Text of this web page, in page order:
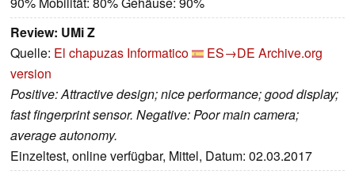
Review: UMi Z
Quelle: El chapuzas Informatico ES→DE Archive.org
version
Positive: Attractive design; nice performance; good display;
fast fingerprint sensor. Negative: Poor main camera;
average autonomy.
Einzeltest, online verfügbar, Mittel, Datum: 02.03.2017